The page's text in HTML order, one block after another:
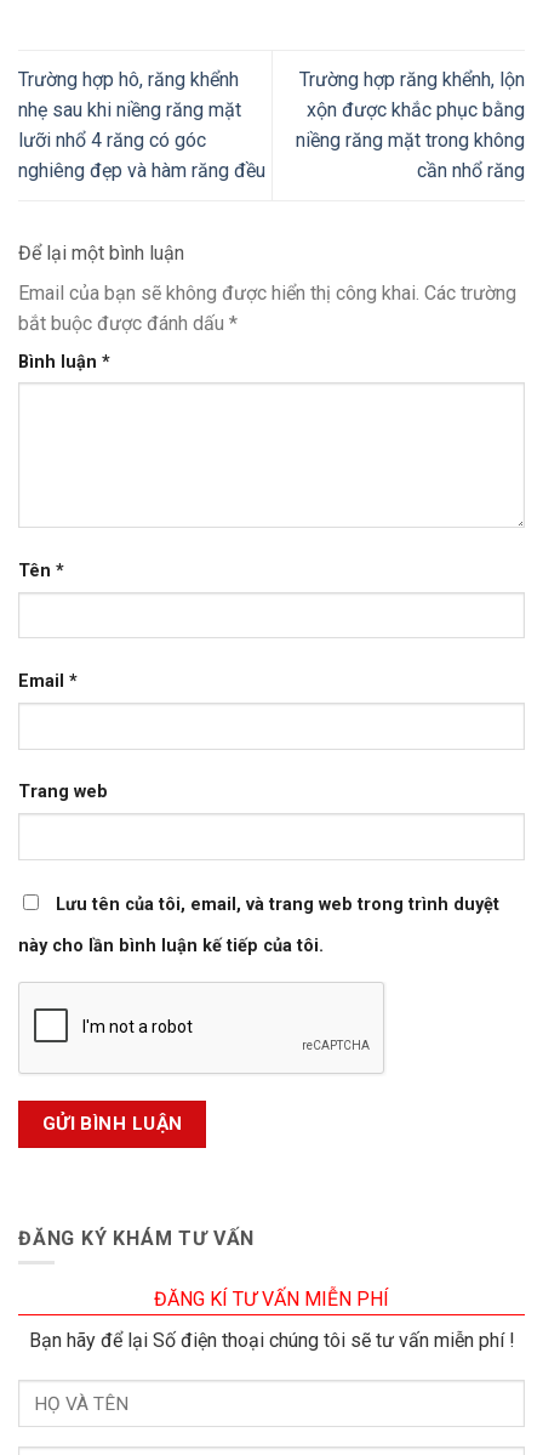
Trường hợp hô, răng khểnh
nhẹ sau khi niềng răng mặt
lưỡi nhổ 4 răng có góc
nghiêng đẹp và hàm răng đều
Trường hợp răng khểnh, lộn
xộn được khắc phục bằng
niềng răng mặt trong không
cần nhổ răng
Để lại một bình luận
Email của bạn sẽ không được hiển thị công khai. Các trường
bắt buộc được đánh dấu *
Bình luận *
Tên *
Email *
Trang web
Lưu tên của tôi, email, và trang web trong trình duyệt
này cho lần bình luận kế tiếp của tôi.
ĐĂNG KÝ KHÁM TƯ VẤN
ĐĂNG KÍ TƯ VẤN MIỄN PHÍ
Bạn hãy để lại Số điện thoại chúng tôi sẽ tư vấn miễn phí !